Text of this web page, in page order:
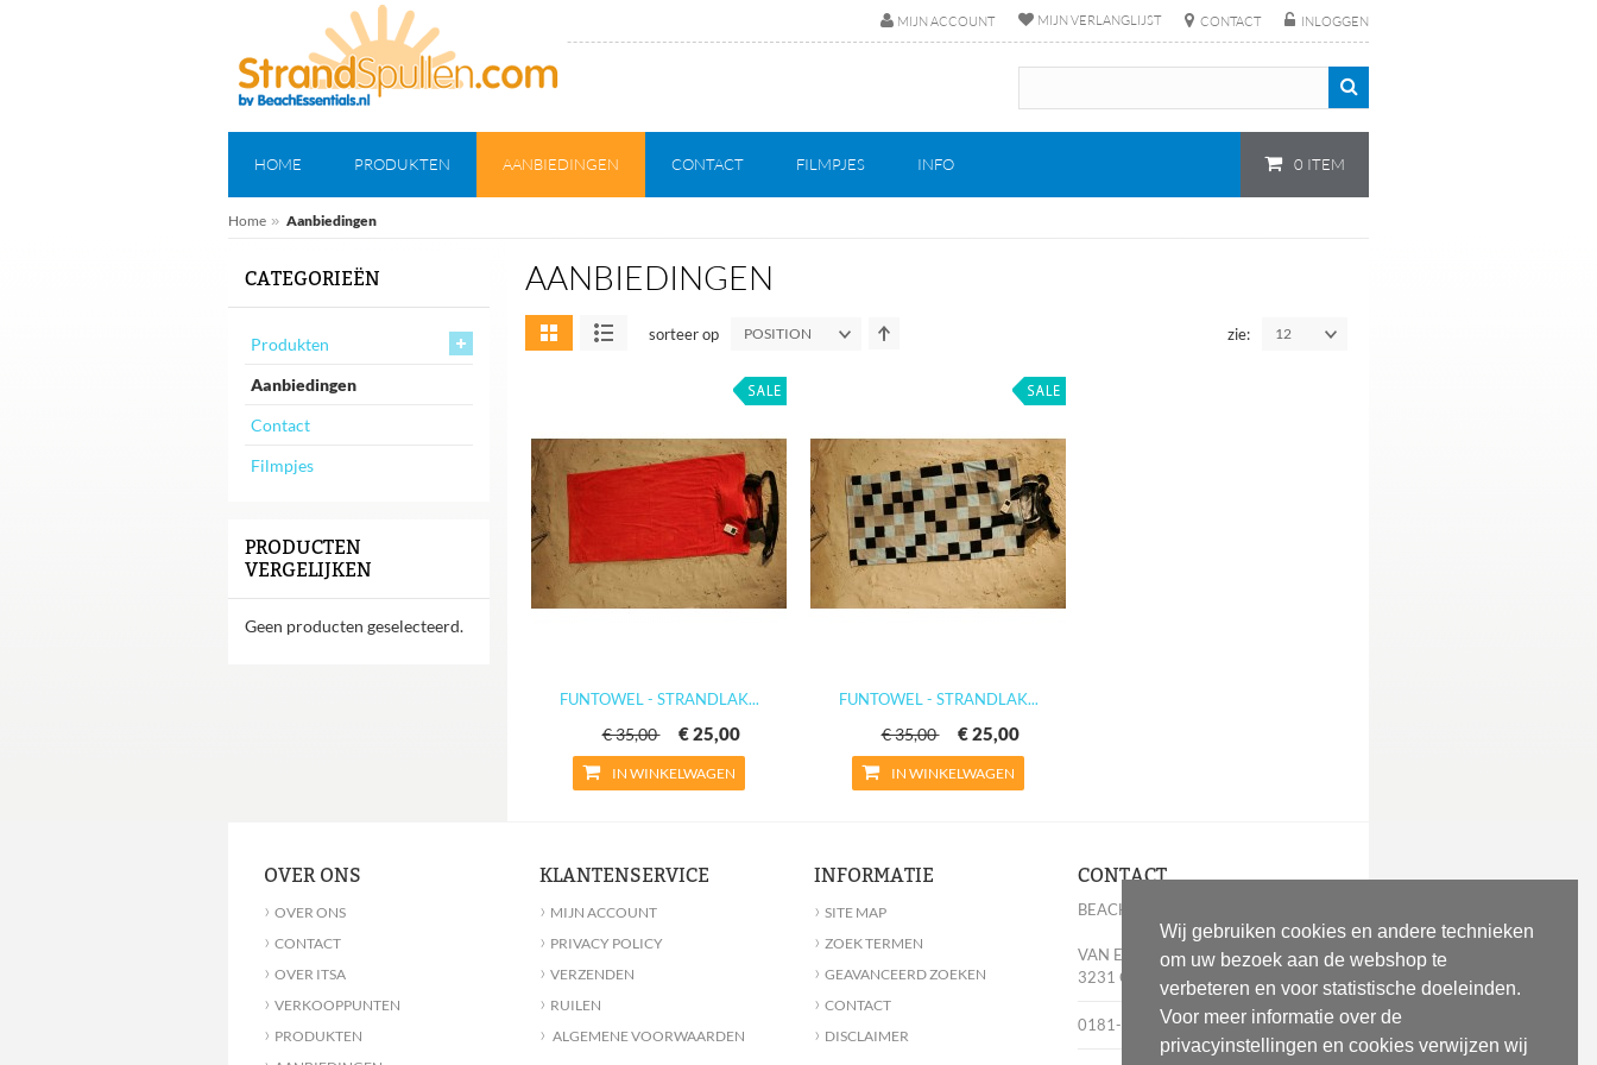
Wij gebruiken cookies en andere technieken
om uw bezoek aan de webshop te
verbeteren en voor statistische doeleinden.
Voor meer informatie over de
privacyinstellingen en cookies verwijzen wij
MIJN ACCOUNT MIJN VERLANGLIJST CONTACT INLOGGEN
0 ITEM
HOME PRODUKTEN AANBIEDINGEN CONTACT FILMPJES INFO
Home » Aanbiedingen
AANBIEDINGEN
sorteer op POSITION zie: 12
FUNTOWEL - STRANDLAK...
€ 35,00 € 25,00
IN WINKELWAGEN
FUNTOWEL - STRANDLAK...
€ 35,00 € 25,00
IN WINKELWAGEN
CATEGORIEËN
Produkten
Aanbiedingen
Contact
Filmpjes
PRODUCTEN
VERGELIJKEN
Geen producten geselecteerd.
OVER ONS
› OVER ONS
› CONTACT
› OVER ITSA
› VERKOOPPUNTEN
› PRODUKTEN
KLANTENSERVICE
› MIJN ACCOUNT
› PRIVACY POLICY
› VERZENDEN
› RUILEN
› ALGEMENE VOORWAARDEN
INFORMATIE
› SITE MAP
› ZOEK TERMEN
› GEAVANCEERD ZOEKEN
› CONTACT
› DISCLAIMER
CONTACT
BEACHESSENTIALS
VAN EGMONDPLEIN 6
3231 CV BRIELLE
0181-283669